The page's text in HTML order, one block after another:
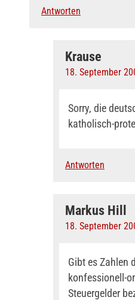
Antworten
Krause
18. September
Sorry, die
katholisch-
Antworten
Markus Hill
18. September
Gibt es Zahlen
konfessionell-
Steuergelder